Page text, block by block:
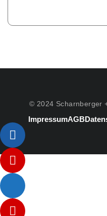
© 2024 Scharnberger
ImpressumAGB
Listenelement #1
Listenelement